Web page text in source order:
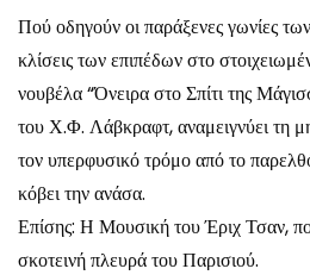
Πού οδηγούν οι παράξενες γωνίες
κλίσεις των επιπέδων στο
νουβέλα “Όνειρα στο Σπίτι της
του Χ.Φ. Λάβκραφτ, αναμειγνύει τη
τον υπερφυσικό τρόμο από το
κόβει την ανάσα.
Επίσης: Η Μουσική του Έριχ Τσαν,
σκοτεινή πλευρά του Παρισιού.